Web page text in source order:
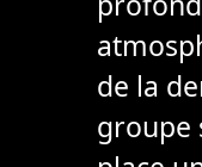
de la
groupe